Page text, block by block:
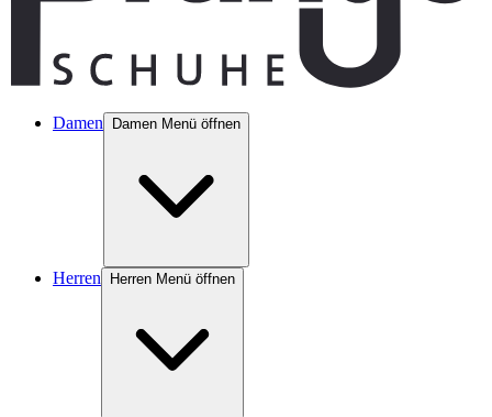
Damen Damen Menü öffnen
Herren Herren Menü öffnen